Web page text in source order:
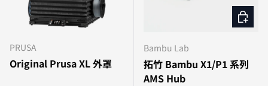
PRUSA
Original Prusa XL 外罩
Bambu Lab
拓竹 Bambu X1/P1 系列
AMS Hub
加入購